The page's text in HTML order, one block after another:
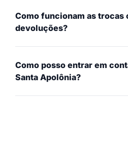
Como funcionam as trocas
devoluções?
Como posso entrar em
Santa Apolônia?